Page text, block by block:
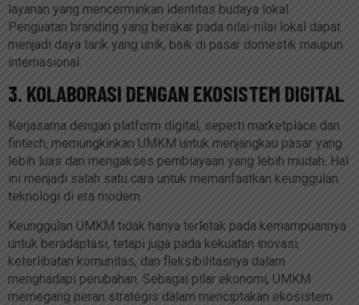
layanan yang mencerminkan identitas budaya lokal.
Penguatan branding yang berakar pada nilai-nilai lokal dapat
menjadi daya tarik yang unik, baik di pasar domestik maupun
internasional.
3. KOLABORASI DENGAN EKOSISTEM DIGITAL
Kerjasama dengan platform digital, seperti marketplace dan
fintech, memungkinkan UMKM untuk menjangkau pasar yang
lebih luas dan mengakses pembiayaan yang lebih mudah. Hal
ini menjadi salah satu cara untuk memanfaatkan keunggulan
teknologi di era modern.
Keunggulan UMKM tidak hanya terletak pada kemampuannya
untuk beradaptasi, tetapi juga pada kekuatan inovasi,
keterlibatan komunitas, dan fleksibilitasnya dalam
menghadapi perubahan. Sebagai pilar ekonomi, UMKM
memegang peran strategis dalam menciptakan ekosistem